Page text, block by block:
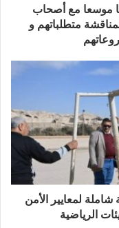
موسعا مع أصحاب
متطلباتهم و
شاملة لمعايير الأمن
الرياضية